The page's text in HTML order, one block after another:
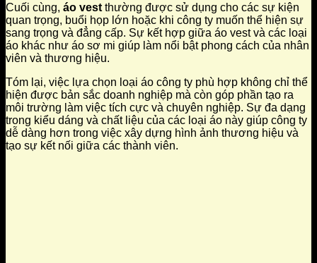
Cuối cùng, áo vest thường được sử dụng cho các sự kiện
quan trọng, buổi họp lớn hoặc khi công ty muốn thể hiện sự
sang trọng và đẳng cấp. Sự kết hợp giữa áo vest và các loại
áo khác như áo sơ mi giúp làm nổi bật phong cách của nhân
viên và thương hiệu.
Tóm lại, việc lựa chọn loại áo công ty phù hợp không chỉ thể
hiện được bản sắc doanh nghiệp mà còn góp phần tạo ra
môi trường làm việc tích cực và chuyên nghiệp. Sự đa dạng
trong kiểu dáng và chất liệu của các loại áo này giúp công ty
dễ dàng hơn trong việc xây dựng hình ảnh thương hiệu và
tạo sự kết nối giữa các thành viên.